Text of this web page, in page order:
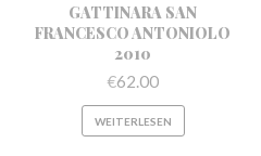
GATTINARA SAN
FRANCESCO ANTONIOLO
2010
€62.00
WEITERLESEN